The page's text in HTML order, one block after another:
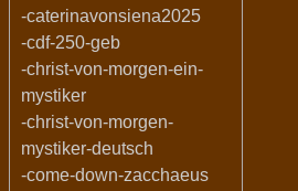
-caterinavonsiena2025
-cdf-250-geb
-christ-von-morgen-ein-
mystiker
-christ-von-morgen-
mystiker-deutsch
-come-down-zacchaeus